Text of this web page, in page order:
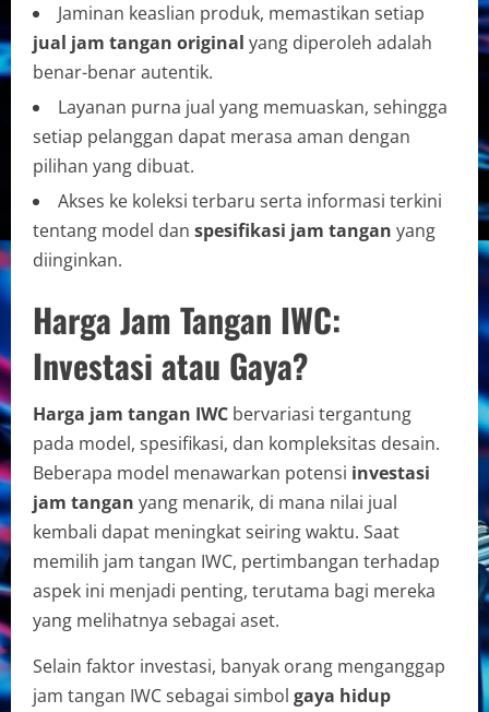
Jaminan keaslian produk, memastikan setiap
jual jam tangan original yang diperoleh adalah
benar-benar autentik.
Layanan purna jual yang memuaskan, sehingga
setiap pelanggan dapat merasa aman dengan
pilihan yang dibuat.
Akses ke koleksi terbaru serta informasi terkini
tentang model dan spesifikasi jam tangan yang
diinginkan.
Harga Jam Tangan IWC:
Investasi atau Gaya?
Harga jam tangan IWC bervariasi tergantung
pada model, spesifikasi, dan kompleksitas desain.
Beberapa model menawarkan potensi investasi
jam tangan yang menarik, di mana nilai jual
kembali dapat meningkat seiring waktu. Saat
memilih jam tangan IWC, pertimbangan terhadap
aspek ini menjadi penting, terutama bagi mereka
yang melihatnya sebagai aset.
Selain faktor investasi, banyak orang menganggap
jam tangan IWC sebagai simbol gaya hidup